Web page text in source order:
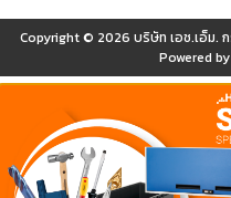
Copyright © 2026 บริษัท เอช.เอ็ม.
Powered by